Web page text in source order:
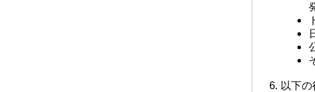
以下